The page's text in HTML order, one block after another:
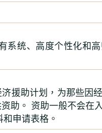
系统、高度个性化和
济援助计划，为那些因
助。 资助一般不会在
和申请表格 。